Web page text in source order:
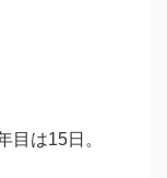
は15日。